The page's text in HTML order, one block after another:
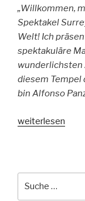
„Willkommen,
Spektakel
Welt! Ich
spektakuläre
wunderlichsten
diesem Tempel
bin Alfonso
„Oliver
von
Carsalen“
weiterlesen